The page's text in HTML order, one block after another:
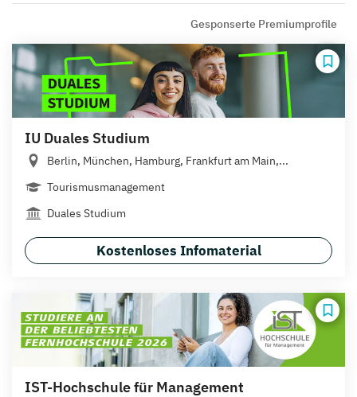
Gesponserte Premiumprofile
IU Duales Studium
Berlin, München, Hamburg, Frankfurt am Main,...
Tourismusmanagement
Duales Studium
Kostenloses Infomaterial
IST-Hochschule für Management